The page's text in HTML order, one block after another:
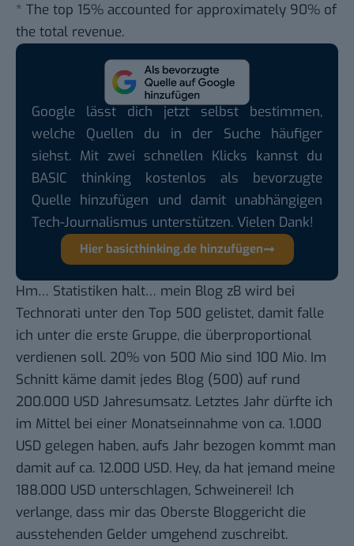
* The top 15% accounted for approximately 90% of
the total revenue.
Google lässt dich jetzt selbst bestimmen,
welche Quellen du in der Suche häufiger
siehst. Mit zwei schnellen Klicks kannst du
BASIC thinking kostenlos als bevorzugte
Quelle hinzufügen und damit unabhängigen
Tech-Journalismus unterstützen. Vielen Dank!
Hier basicthinking.de hinzufügen
Hm… Statistiken halt… mein Blog zB wird bei
Technorati unter den Top 500 gelistet, damit falle
ich unter die erste Gruppe, die überproportional
verdienen soll. 20% von 500 Mio sind 100 Mio. Im
Schnitt käme damit jedes Blog (500) auf rund
200.000 USD Jahresumsatz. Letztes Jahr dürfte ich
im Mittel bei einer Monatseinnahme von ca. 1.000
USD gelegen haben, aufs Jahr bezogen kommt man
damit auf ca. 12.000 USD. Hey, da hat jemand meine
188.000 USD unterschlagen, Schweinerei! Ich
verlange, dass mir das Oberste Bloggericht die
ausstehenden Gelder umgehend zuschreibt.